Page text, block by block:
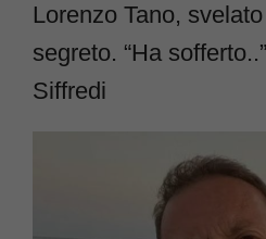
Lorenzo Tano,
segreto. “Ha
Siffredi